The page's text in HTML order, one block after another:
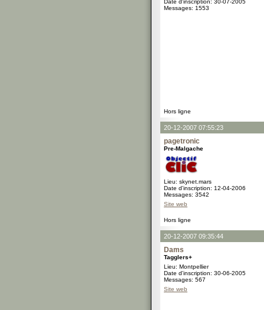
Date d'inscription: 30-07-2005
Messages: 1553
Hors ligne
20-12-2007 07:55:23
pagetronic
Pre-Malgache
Lieu: skynet.mars
Date d'inscription: 12-04-2006
Messages: 3542
Site web
Hors ligne
20-12-2007 09:35:44
Dams
Tagglers+
Lieu: Montpellier
Date d'inscription: 30-06-2005
Messages: 567
Site web